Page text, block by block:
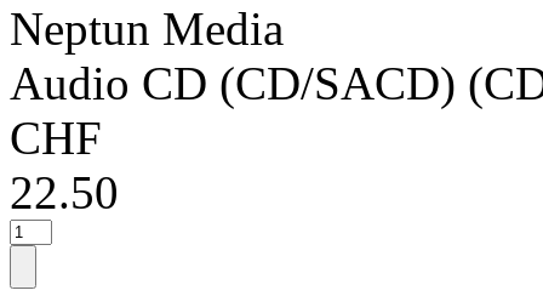
Neptun Media
Audio CD (CD/SACD)
CHF
22.50